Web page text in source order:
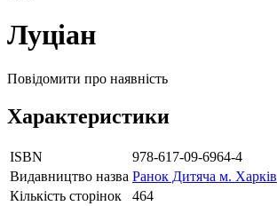
Луціан
Повідомити про наявність
Характеристики
ISBN
978-617-09-6964-4
Видавництво назва Ранок Дитяча м. Харків
Кількість сторінок
464